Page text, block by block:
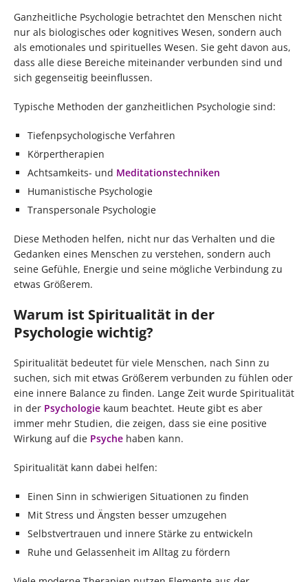
Ganzheitliche Psychologie betrachtet den Menschen nicht
nur als biologisches oder kognitives Wesen, sondern auch
als emotionales und spirituelles Wesen. Sie geht davon aus,
dass alle diese Bereiche miteinander verbunden sind und
sich gegenseitig beeinflussen.
Typische Methoden der ganzheitlichen Psychologie sind:
Tiefenpsychologische Verfahren
Körpertherapien
Achtsamkeits- und Meditationstechniken
Humanistische Psychologie
Transpersonale Psychologie
Diese Methoden helfen, nicht nur das Verhalten und die
Gedanken eines Menschen zu verstehen, sondern auch
seine Gefühle, Energie und seine mögliche Verbindung zu
etwas Größerem.
Warum ist Spiritualität in der
Psychologie wichtig?
Spiritualität bedeutet für viele Menschen, nach Sinn zu
suchen, sich mit etwas Größerem verbunden zu fühlen oder
eine innere Balance zu finden. Lange Zeit wurde Spiritualität
in der Psychologie kaum beachtet. Heute gibt es aber
immer mehr Studien, die zeigen, dass sie eine positive
Wirkung auf die Psyche haben kann.
Spiritualität kann dabei helfen:
Einen Sinn in schwierigen Situationen zu finden
Mit Stress und Ängsten besser umzugehen
Selbstvertrauen und innere Stärke zu entwickeln
Ruhe und Gelassenheit im Alltag zu fördern